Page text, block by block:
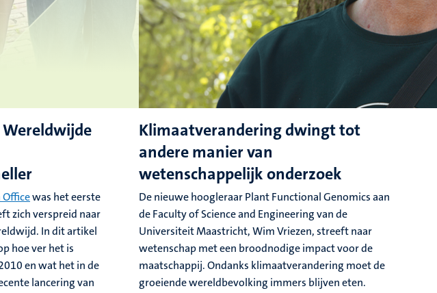
was het eerste
zich verspreid naar
In dit artikel
hoe ver het is
en wat het in de
lancering van
Klimaatverandering dwingt tot
andere manier van
wetenschappelijk onderzoek
De nieuwe hoogleraar Plant Functional Genomics aan
de Faculty of Science and Engineering van de
Universiteit Maastricht, Wim Vriezen, streeft naar
wetenschap met een broodnodige impact voor de
maatschappij. Ondanks klimaatverandering moet de
groeiende wereldbevolking immers blijven eten.